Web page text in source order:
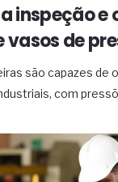
inspeção e
vasos de
são capazes de
com